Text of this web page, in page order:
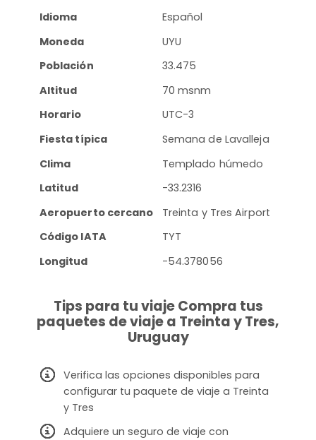
Idioma
Español
Moneda
UYU
Población
33.475
Altitud
70 msnm
Horario
UTC-3
Fiesta típica
Semana de Lavalleja
Clima
Templado húmedo
Latitud
-33.2316
Aeropuerto cercano
Treinta y Tres Airport
Código IATA
TYT
Longitud
-54.378056
Tips para tu viaje Compra tus
paquetes de viaje a Treinta y Tres,
Uruguay
Verifica las opciones disponibles para
configurar tu paquete de viaje a Treinta
y Tres
Adquiere un seguro de viaje con